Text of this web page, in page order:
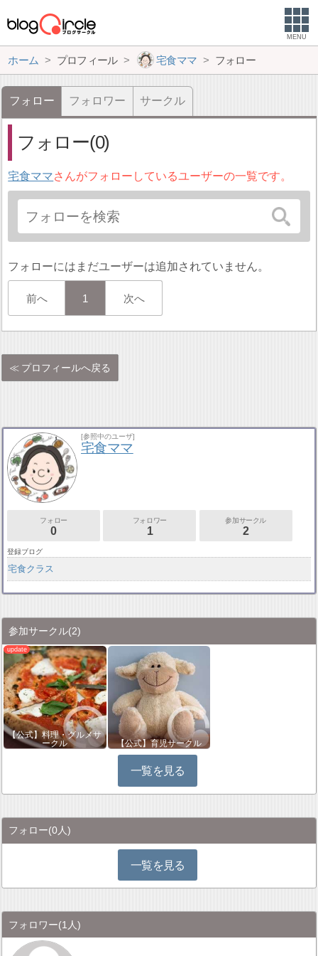
MENU
ホーム プロフィール 宅食ママ フォロー
フォロー フォロワー サークル
フォロー(0)
宅食ママさんがフォローしているユーザーの一覧です。
フォローにはまだユーザーは追加されていません。
前へ 1 次へ
プロフィールへ戻る
[参照中のユーザ]
宅食ママ
フォロー
0
フォロワー
1
参加サークル
2
登録ブログ
宅食クラス
参加サークル(2)
【公式】料理・グルメサ
ークル
【公式】育児サークル
一覧を見る
フォロー(0人)
一覧を見る
フォロワー(1人)